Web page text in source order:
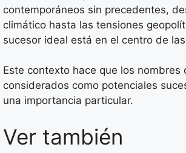
contemporáneos sin precedentes,
climático hasta las tensiones
sucesor ideal está en el centro de
Este contexto hace que los nombres
considerados como potenciales
una importancia particular.
Ver también